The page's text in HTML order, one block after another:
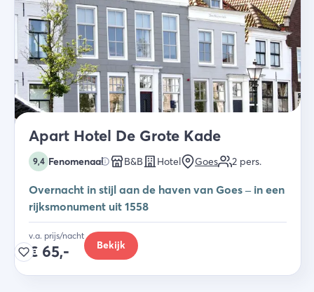
Apart Hotel De Grote Kade
9,4 Fenomenaal B&B Hotel Goes 2 pers.
Overnacht in stijl aan de haven van Goes – in een
rijksmonument uit 1558
v.a. prijs/nacht
€ 65,- Bekijk